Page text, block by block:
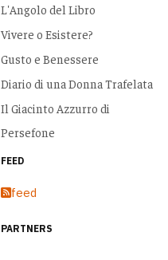
L'Angolo del Libro
Vivere o Esistere?
Gusto e Benessere
Diario di una Donna Trafelata
Il Giacinto Azzurro di
Persefone
FEED
feed
PARTNERS